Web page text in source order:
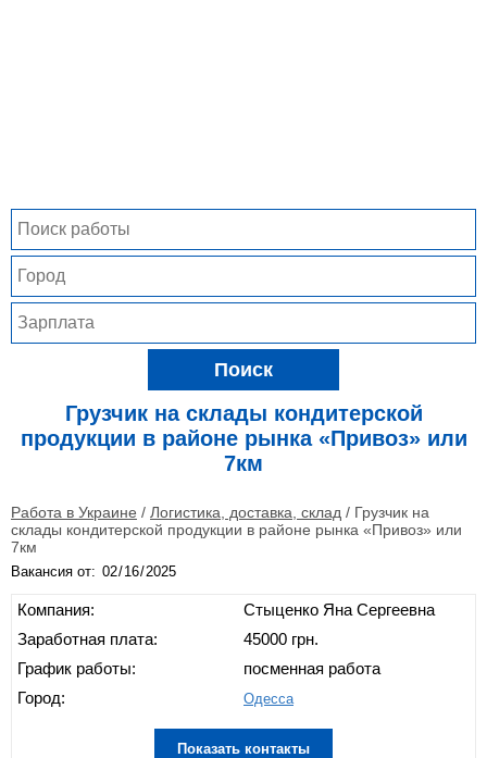
Поиск
Грузчик на склады кондитерской
продукции в районе рынка «Привоз» или
7км
Работа в Украине / Логистика, доставка, склад / Грузчик на
склады кондитерской продукции в районе рынка «Привоз» или
7км
Вакансия от:
Компания:
Заработная плата:
График работы:
Город:
Стыценко Яна Сергеевна
45000 грн.
посменная работа
Одесса
Показать контакты